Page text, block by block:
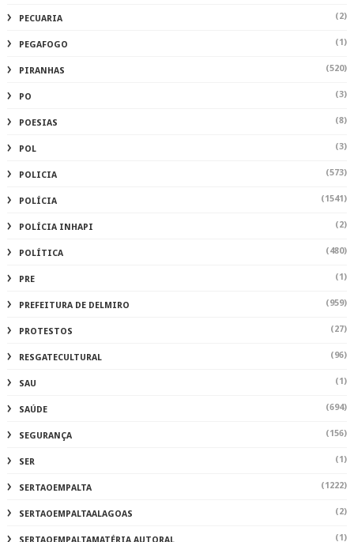
PECUARIA (2)
PEGAFOGO (1)
PIRANHAS (520)
PO (3)
POESIAS (8)
POL (3)
POLICIA (573)
POLÍCIA (1541)
POLÍCIA INHAPI (2)
POLÍTICA (480)
PRE (1)
PREFEITURA DE DELMIRO (959)
PROTESTOS (27)
RESGATECULTURAL (96)
SAU (1)
SAÚDE (694)
SEGURANÇA (156)
SER (1)
SERTAOEMPALTA (1222)
SERTAOEMPALTAALAGOAS (2)
(1)